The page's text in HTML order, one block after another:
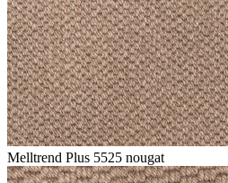
Melltrend Plus 5525 nougat